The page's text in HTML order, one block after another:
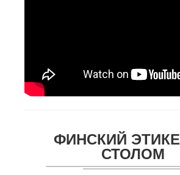
ФИНСКИЙ
СТОЛОМ